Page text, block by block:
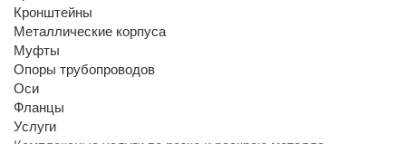
Кронштейны
Металлические корпуса
Муфты
Опоры трубопроводов
Оси
Фланцы
Услуги